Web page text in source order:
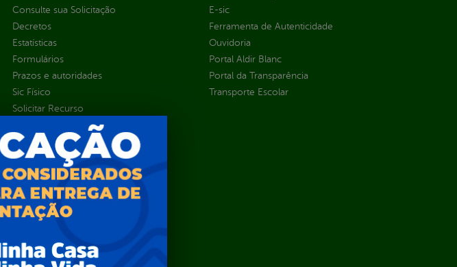
Consulte sua Solicitação
Decretos
Estatísticas
Formulários
Prazos e autoridades
Sic Físico
Solicitar Recurso
Solicitar um pedido
E-sic
Ferramenta de Autenticidade
Ouvidoria
Portal Aldir Blanc
Portal da Transparência
Transporte Escolar